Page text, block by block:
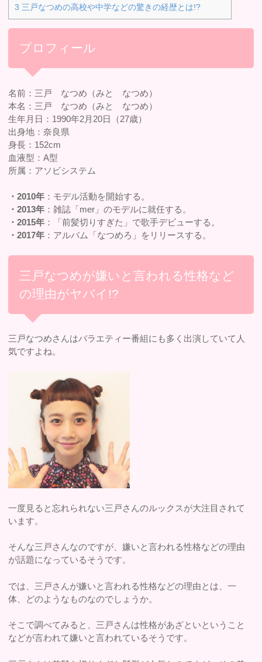
3 三戸なつめの高校や中学などの驚きの経歴とは!?
プロフィール
名前：三戸 なつめ（みと なつめ）
本名：三戸 なつめ（みと なつめ）
生年月日：1990年2月20日（27歳）
出身地：奈良県
身長：152cm
血液型：A型
所属：アソビシステム
・2010年 ：モデル活動を開始する。
・2013年 ：雑誌「mer」のモデルに就任する。
・2015年 ：「前髪切りすぎた」で歌手デビューする。
・2017年 ：アルバム「なつめろ」をリリースする。
三戸なつめが嫌いと言われる性格など
の理由がヤバイ!?
三戸なつめさんはバラエティー番組にも多く出演していて人
気ですよね。
一度見ると忘れられない三戸さんのルックスが大注目されて
います。
そんな三戸さんなのですが、嫌いと言われる性格などの理由
が話題になっているそうです。
では、三戸さんが嫌いと言われる性格などの理由とは、一
体、どのようなものなのでしょうか。
そこで調べてみると、三戸さんは性格があざといということ
などが言われて嫌いと言われているそうです。